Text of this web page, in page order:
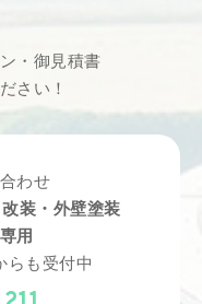
・御見積書
さい！
わせ
装・外壁塗装
用
らも受付中